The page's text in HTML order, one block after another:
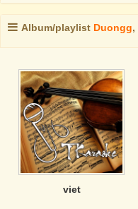
Album/playlist Duongg,
viet